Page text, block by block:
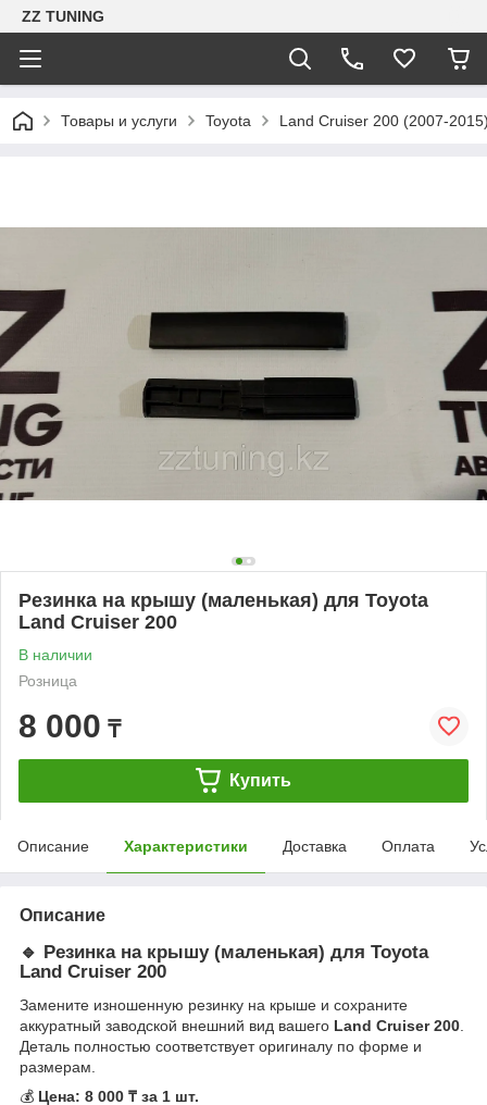
ZZ TUNING
Товары и услуги Toyota Land Cruiser 200 (2007-
Резинка на крышу (маленькая) для Toyota
Land Cruiser 200
В наличии
Розница
8 000 ₸
Купить
Описание Характеристики Доставка Оплата
Описание
🔹 Резинка на крышу (маленькая) для Toyota
Land Cruiser 200
Замените изношенную резинку на крыше и сохраните
аккуратный заводской внешний вид вашего Land Cruiser 200
Деталь полностью соответствует оригиналу по форме и
размерам.
💰 Цена: 8 000 ₸ за 1 шт.